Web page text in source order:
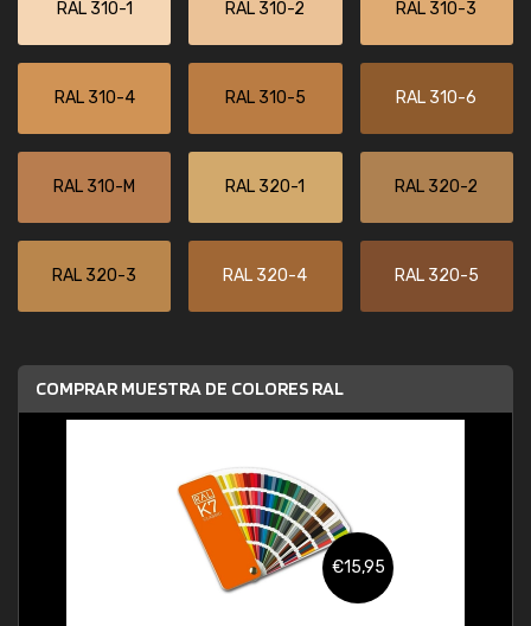
RAL 310-1 RAL 310-2 RAL 310-3
RAL 310-4 RAL 310-5 RAL 310-6
RAL 310-M RAL 320-1 RAL 320-2
RAL 320-3 RAL 320-4 RAL 320-5
COMPRAR MUESTRA DE COLORES RAL
€15,95